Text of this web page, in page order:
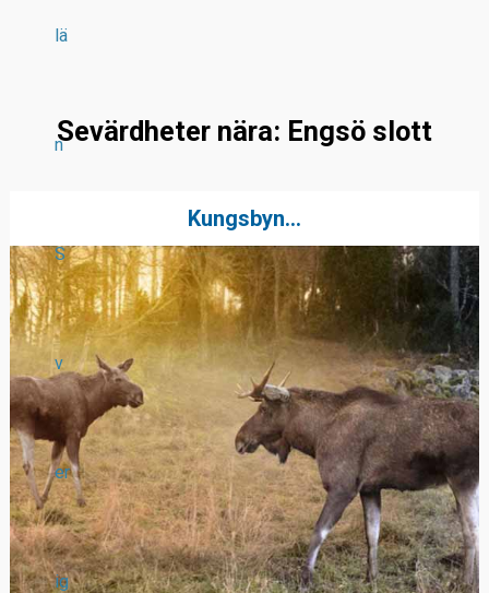
lä
n
S
v
er
ig
Sevärdheter nära: Engsö slott
Kungsbyn...